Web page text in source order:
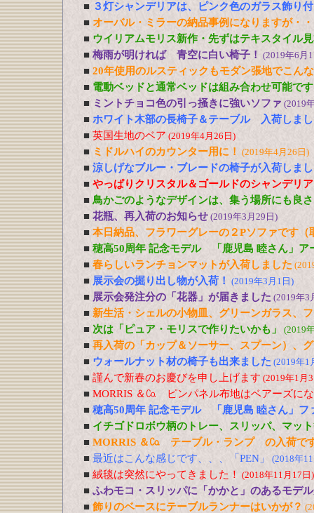
■ ３灯シャンデリアは、ピンク色のガラス飾り付
■ オーバル・ミラーの納品事例になりますが・
■ ウイリアムモリス新作・先ずはテキスタイル
■ 梅雨が明ければ 青空に白い椅子！ (2019年6月
■ 20年使用のルスティックもモダン張地でこん
■ 電動ベッドと通常ベッドは組み合わせ可能です
■ ミントチョコ色の引っ掻きに強いソファ (2019
■ ホワイト木部の長椅子＆テーブル 入荷しま
■ 英国生地のベア (2019年4月26日)
■ ミドルハイのカウンター用に！ (2019年4月26日)
■ 涼しげなブルー・ブレードの椅子が入荷しま
■ やっぱりクリスタル＆ゴールドのシャンデリ
■ 鳥かごのようなデザインは、集う場所にも良
■ 花瓶、再入荷のお知らせ (2019年3月29日)
■ 本日納品、フラワーグレーの２Pソファです（
■ 穂高50周年 記念モデル 「鹿児島 睦さん」
■ 春らしいランチョンマットが入荷しました
■ 展示会の掘り出し物が入荷！ (2019年3月1日)
■ 展示会発注分の「花器」が届きました (2019年3
■ 新生活・シェルの小物皿、グリーンガラス、
■ 次は「ピュア・モリスで作りたいかも」 (2019
■ 再入荷の「カップ＆ソーサー、スプーン）、
■ ウォールナット材の椅子も出来ました (2019年1
■ 謹んで新春のお慶びを申し上げます (2019年1月
■ MORRIS ＆㏇ ピンパネル布地はベアーズに
■ 穂高50周年 記念モデル 「鹿児島 睦さん」フ
■ イチゴドロボウ柄のトレー、スリッパ、マッ
■ MORRIS ＆㏇ テーブル・ランプ の入荷で
■ 最近はこんな感じです、、、「PEN」 (2018年
■ 絨毯は突然にやってきました！ (2018年11月17日)
■ ふわモコ・スリッパに「かかと」のあるモデ
■ 飾りのベースにテーブルランナーはいかが？